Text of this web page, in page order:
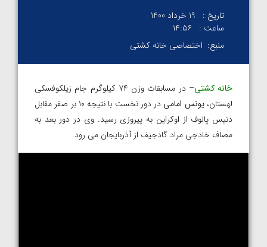
تاریخ :
19 خرداد 1400
ساعت :
۱۴:۵۶
منبع: اختصاصی خانه کشتی
خانه کشتی
– در مسابقات وزن ۷۴ کیلوگرم جام زیلکوفسکی
لهستان،یونس امامی
در دور نخست با نتیجه ۱۰ بر صفر مقابل
دنیس پالوف از اوکراین به پیروزی رسید. وی در دور بعد به
مصاف خادجی مراد گادجیف از آذربایجان می رود.